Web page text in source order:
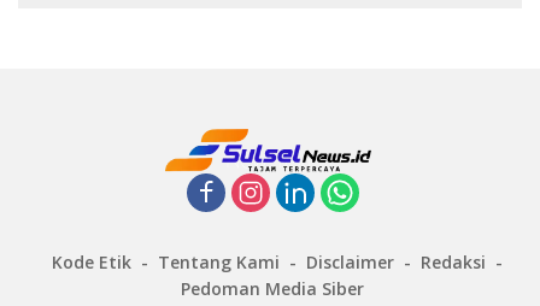
Kode Etik Tentang Kami Disclaimer
Redaksi
Pedoman Media Siber